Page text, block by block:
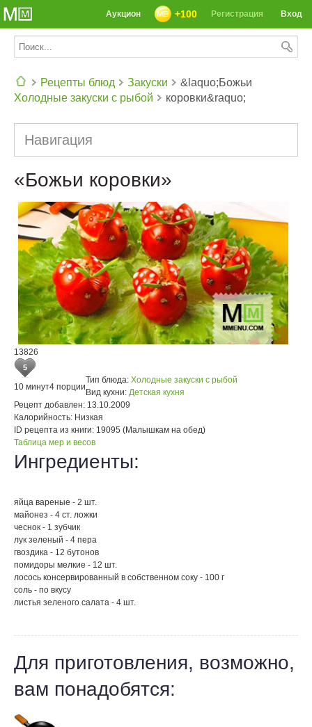
Вход
Регистрация
+100
Аукцион
Рецепты блюд
Закуски
Холодные закуски с рыбой
&laquo;Божьи
коровки&raquo;
Навигация
«Божьи коровки»
13826
5
10 минут4 порции
Тип блюда: Холодные закуски с рыбой
Вид кухни: Детская кухня
Рецепт добавлен: 13.10.2009
Калорийность: Низкая
ID рецепта из книги: 19095 (Малышкам на обед)
Таблица мер и весов
Ингредиенты:
яйца вареные - 2 шт.
майонез - 4 ст. ложки
чеснок - 1 зубчик
лук зеленый - 4 пера
гвоздика - 12 бутонов
помидоры мелкие - 12 шт.
лосось консервированный в собственном соку - 100 г
соль - по вкусу
листья зеленого салата - 4 шт.
Для приготовления, возможно,
вам понадобятся: